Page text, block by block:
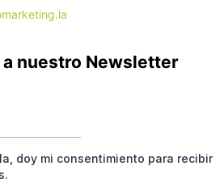
nuestro Newsletter